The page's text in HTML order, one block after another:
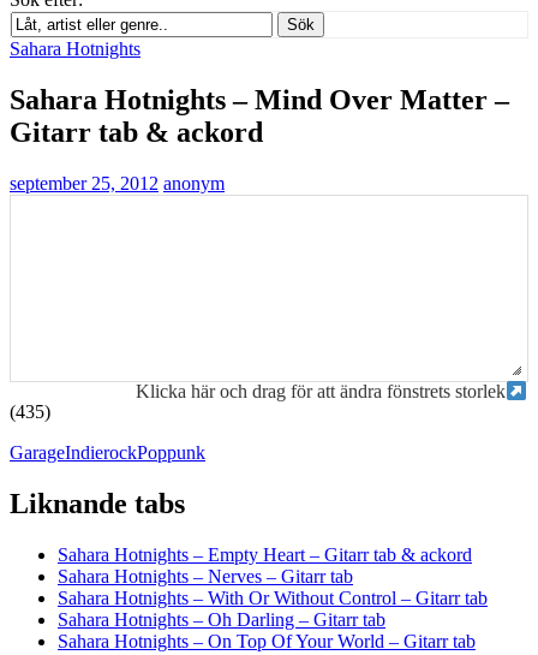
Sök
Sahara Hotnights
Sahara Hotnights – Mind Over Matter –
Gitarr tab & ackord
september 25, 2012 anonym
Klicka här och drag för att ändra fönstrets storlek
(435)
GarageIndierockPoppunk
Liknande tabs
Sahara Hotnights – Empty Heart – Gitarr tab & ackord
Sahara Hotnights – Nerves – Gitarr tab
Sahara Hotnights – With Or Without Control – Gitarr tab
Sahara Hotnights – Oh Darling – Gitarr tab
Sahara Hotnights – On Top Of Your World – Gitarr tab